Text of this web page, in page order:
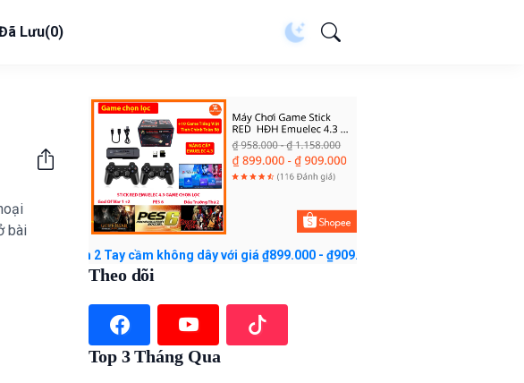
Lưu(0)
bài
2 Tay cầm không dây với giá ₫899.000 - ₫909.000. Mua ngay trên Shopee!
Theo dõi
Top 3 Tháng Qua